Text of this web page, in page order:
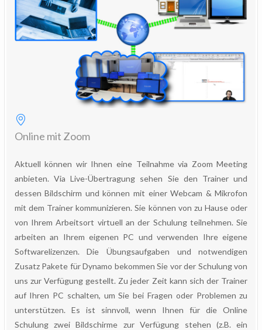
Online mit Zoom
Aktuell können wir Ihnen eine Teilnahme via Zoom Meeting
anbieten. Via Live-Übertragung sehen Sie den Trainer und
dessen Bildschirm und können mit einer Webcam & Mikrofon
mit dem Trainer kommunizieren. Sie können von zu Hause oder
von Ihrem Arbeitsort virtuell an der Schulung teilnehmen. Sie
arbeiten an Ihrem eigenen PC und verwenden Ihre eigene
Softwarelizenzen. Die Übungsaufgaben und notwendigen
Zusatz Pakete für Dynamo bekommen Sie vor der Schulung von
uns zur Verfügung gestellt. Zu jeder Zeit kann sich der Trainer
auf Ihren PC schalten, um Sie bei Fragen oder Problemen zu
unterstützen. Es ist sinnvoll, wenn Ihnen für die Online
Schulung zwei Bildschirme zur Verfügung stehen (z.B. ein